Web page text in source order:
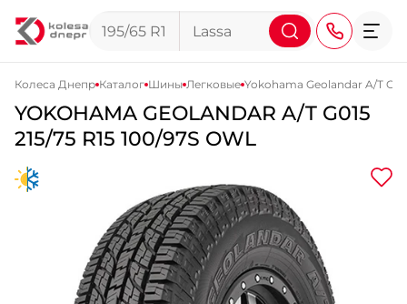
+38 (068) 911-911-4
+38 (067) 113-44-44
+38 (095) 276-44-44
+38 (067) 911-14-14
- на Щепкина
Колеса Днепр Каталог Шины Легковые Yokohama Geolandar A/T
YOKOHAMA GEOLANDAR A/T G015
215/75 R15 100/97S OWL